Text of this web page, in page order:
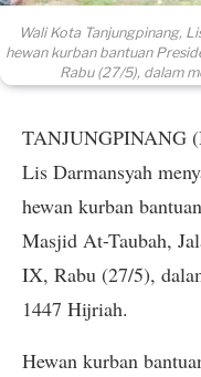
Wali Kota Tanjungpinang,
hewan kurban bantuan
Rabu (27/5), dalam
TANJUNGPINANG
Lis Darmansyah
hewan kurban
Masjid At-Taubah,
IX, Rabu (27/5),
1447 Hijriah.
Hewan kurban